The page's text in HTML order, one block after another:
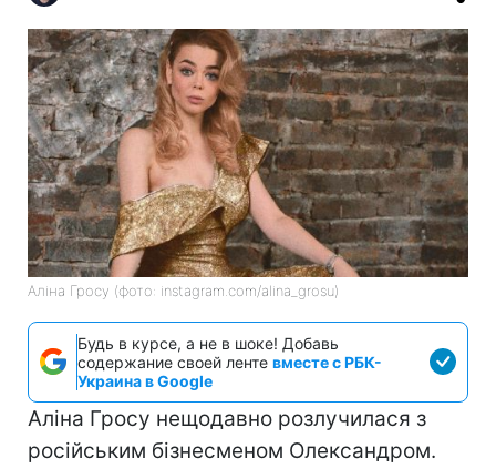
Аліна Гросу (фото: instagram.com/alina_grosu)
Будь в курсе, а не в шоке! Добавь
содержание своей ленте вместе с РБК-
Украина в Google
Аліна Гросу нещодавно розлучилася з
російським бізнесменом Олександром.